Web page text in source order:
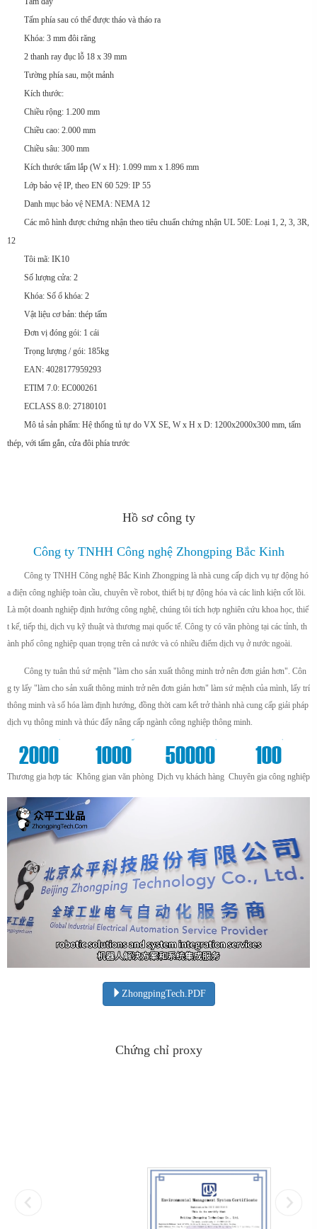
Tấm phía sau có thể được tháo và tháo ra
Khóa: 3 mm đôi răng
2 thanh ray đục lỗ 18 x 39 mm
Tường phía sau, một mảnh
Kích thước:
Chiều rộng: 1.200 mm
Chiều cao: 2.000 mm
Chiều sâu: 300 mm
Kích thước tấm lắp (W x H): 1.099 mm x 1.896 mm
Lớp bảo vệ IP, theo EN 60 529: IP 55
Danh mục bảo vệ NEMA: NEMA 12
Các mô hình được chứng nhận theo tiêu chuẩn chứng nhận UL 50E: Loại 1, 2, 3, 3R,
12
Tôi mã: IK10
Số lượng cửa: 2
Khóa: Số ổ khóa: 2
Vật liệu cơ bản: thép tấm
Đơn vị đóng gói: 1 cái
Trọng lượng / gói: 185kg
EAN: 4028177959293
ETIM 7.0: EC000261
ECLASS 8.0: 27180101
Mô tả sản phẩm: Hệ thống tủ tự do VX SE, W x H x D: 1200x2000x300 mm, tấm
thép, với tấm gắn, cửa đôi phía trước
Hồ sơ công ty
Công ty TNHH Công nghệ Zhongping Bắc Kinh
Công ty TNHH Công nghệ Bắc Kinh Zhongping là nhà cung cấp dịch vụ tự động hó
a điện công nghiệp toàn cầu, chuyên về robot, thiết bị tự động hóa và các linh kiện cốt lõi.
Là một doanh nghiệp định hướng công nghệ, chúng tôi tích hợp nghiên cứu khoa học, thiế
t kế, tiếp thị, dịch vụ kỹ thuật và thương mại quốc tế. Công ty có văn phòng tại các tỉnh, th
ành phố công nghiệp quan trọng trên cả nước và có nhiều điểm dịch vụ ở nước ngoài.
Công ty tuân thủ sứ mệnh "làm cho sản xuất thông minh trở nên đơn giản hơn". Côn
g ty lấy "làm cho sản xuất thông minh trở nên đơn giản hơn" làm sứ mệnh của mình, lấy trí
thông minh và số hóa làm định hướng, đồng thời cam kết trở thành nhà cung cấp giải pháp
dịch vụ thông minh và thúc đẩy nâng cấp ngành công nghiệp thông minh.
2000
+
Thương gia hợp tác
1000
m²
Không gian văn phòng
50000
+
Dịch vụ khách hàng
100
+
Chuyên gia công nghiệp
ZhongpingTech.PDF
Chứng chỉ proxy